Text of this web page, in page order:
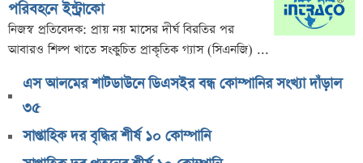
সৌদিতে বাংলাদেশিদের জন্য বড় সুখবর
নয় মাসের স্থবিরতা কাটিয়ে আবার গ্যাস পরিবহনে ইন্ট্রাকো
উচ্চ সুদেও মিলছে না আমানত, অবসায়নের প্রক্রিয়ায় ৫
আর্থিক প্রতিষ্ঠান
রাষ্ট্রপতি নির্বাচনের চূড়ান্ত তারিখ ঘোষণা
সাকিবের বাড়িতে হামলার পর কড়া প্রতিক্রিয়া পশ্চিমবঙ্গের
পরিবহনে ইন্ট্রাকো
নিজস্ব প্রতিবেদক: প্রায় নয় মাসের দীর্ঘ বিরতির পর
আবারও শিল্প খাতে সংকুচিত প্রাকৃতিক গ্যাস (সিএনজি) ...
এস আলমের শাটডাউনে ডিএসইর বন্ধ কোম্পানির সংখ্যা দাঁড়াল
৩৫
সাপ্তাহিক দর বৃদ্ধির শীর্ষ ১০ কোম্পানি